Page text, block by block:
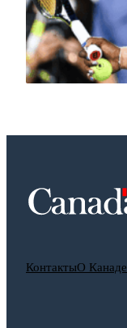
КонтактыО Канаде